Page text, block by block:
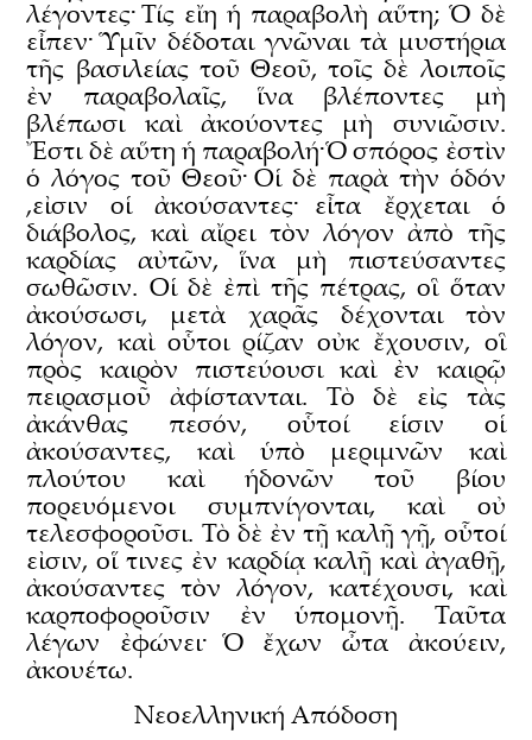
λέγοντες· Τίς εἴη ἡ παραβολὴ αὕτη; Ὁ δὲ
εἶπεν· Ὑμῖν δέδοται γνῶναι τὰ μυστήρια
τῆς βασιλείας τοῦ Θεοῦ, τοῖς δὲ λοιποῖς
ἐν παραβολαῖς, ἵνα βλέποντες μὴ
βλέπωσι καὶ ἀκούοντες μὴ συνιῶσιν.
Ἔστι δὲ αὕτη ἡ παραβολή· Ὁ σπόρος ἐστὶν
ὁ λόγος τοῦ Θεοῦ· Οἱ δὲ παρὰ τὴν ὁδόν
,εἰσιν οἱ ἀκούσαντες· εἶτα ἔρχεται ὁ
διάβολος, καὶ αἴρει τὸν λόγον ἀπὸ τῆς
καρδίας αὐτῶν, ἵνα μὴ πιστεύσαντες
σωθῶσιν. Οἱ δὲ ἐπὶ τῆς πέτρας, οἳ ὅταν
ἀκούσωσι, μετὰ χαρᾶς δέχονται τὸν
λόγον, καὶ οὗτοι ρίζαν οὐκ ἔχουσιν, οἳ
πρὸς καιρὸν πιστεύουσι καὶ ἐν καιρῷ
πειρασμοῦ ἀφίστανται. Τὸ δὲ εἰς τὰς
ἀκάνθας πεσόν, οὗτοί εἱσιν οἱ
ἀκούσαντες, καὶ ὑπὸ μεριμνῶν καὶ
πλούτου καὶ ἡδονῶν τοῦ βίου
πορευόμενοι συμπνίγονται, καὶ οὐ
τελεσφοροῦσι. Τὸ δὲ ἐν τῇ καλῇ γῇ, οὗτοί
εἰσιν, οἵ τινες ἐν καρδίᾳ καλῇ καὶ ἀγαθῇ,
ἀκούσαντες τὸν λόγον, κατέχουσι, καὶ
καρποφοροῦσιν ἐν ὑπομονῇ. Ταῦτα
λέγων ἐφώνει· Ὁ ἔχων ὦτα ἀκούειν,
ἀκουέτω.
Νεοελληνική Απόδοση